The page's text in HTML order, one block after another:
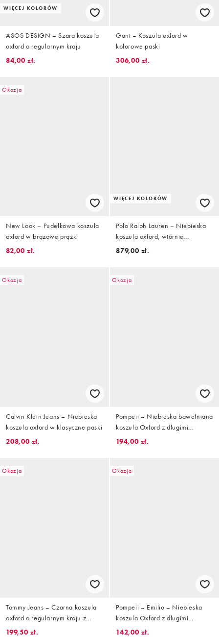
WIĘCEJ KOLORÓW
ASOS DESIGN – Szara koszula
oxford o regularnym kroju
84,00 zł.
Gant – Koszula oxford w
kolorowe paski
306,00 zł.
Okazja
New Look – Pudełkowa koszula
oxford w brązowe prążki
82,00 zł.
WIĘCEJ KOLORÓW
Polo Ralph Lauren – Niebieska
koszula oxford, wtórnie
barwiona, z logo
879,00 zł.
Okazja
Calvin Klein Jeans – Niebieska
koszula oxford w klasyczne paski
208,00 zł.
Okazja
Pompeii – Niebieska bawełniana
koszula Oxford z długimi
rękawami i logo
194,00 zł.
Okazja
Tommy Jeans – Czarna koszula
oxford o regularnym kroju z
długimi rękawami
199,50 zł.
Okazja
Pompeii – Emilio – Niebieska
koszula Oxford z długimi
rękawami i logo
142,00 zł.